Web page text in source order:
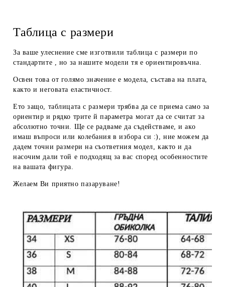
Таблица с размери
За ваше улеснение сме изготвили таблица с размери по
стандартите , но за нашите модели тя е ориентировъчна.
Освен това от голямо значение е модела, състава на плата,
както и неговата еластичност.
Ето защо, таблицата с размери трябва да се приема само за
ориентир и рядко трите й параметра могат да се считат за
абсолютно точни. Ще се радваме да съдействаме, и ако
имаш въпроси или колебания в избора си :), ние можем да
дадемточни размери на съответния модел, както и да
насочим дали той е подходящ за вас според особенностите
на вашата фигура.
Желаем Ви приятно пазаруване!